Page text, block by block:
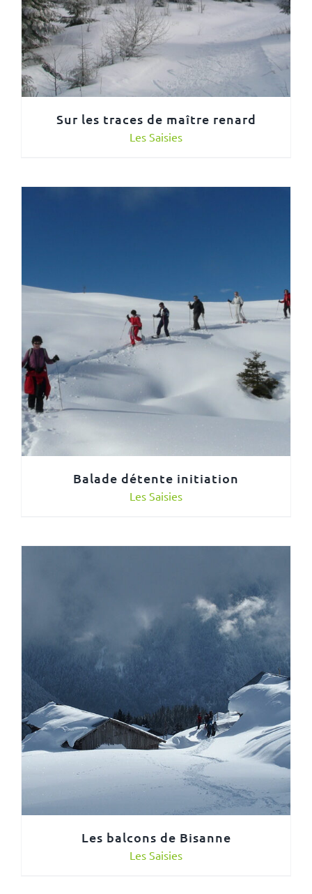
Sur les traces de maître renard
Les Saisies
Balade détente initiation
Les Saisies
Les balcons de Bisanne
Les Saisies